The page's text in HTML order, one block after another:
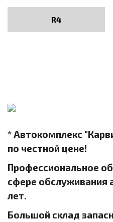
R4
* Автокомплекс
по честной цене!
Профессиональное
сфере обслуживания
лет.
Большой склад